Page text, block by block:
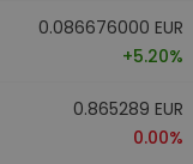
0.086676000 EUR
+5.20%
0.865289 EUR
0.00%